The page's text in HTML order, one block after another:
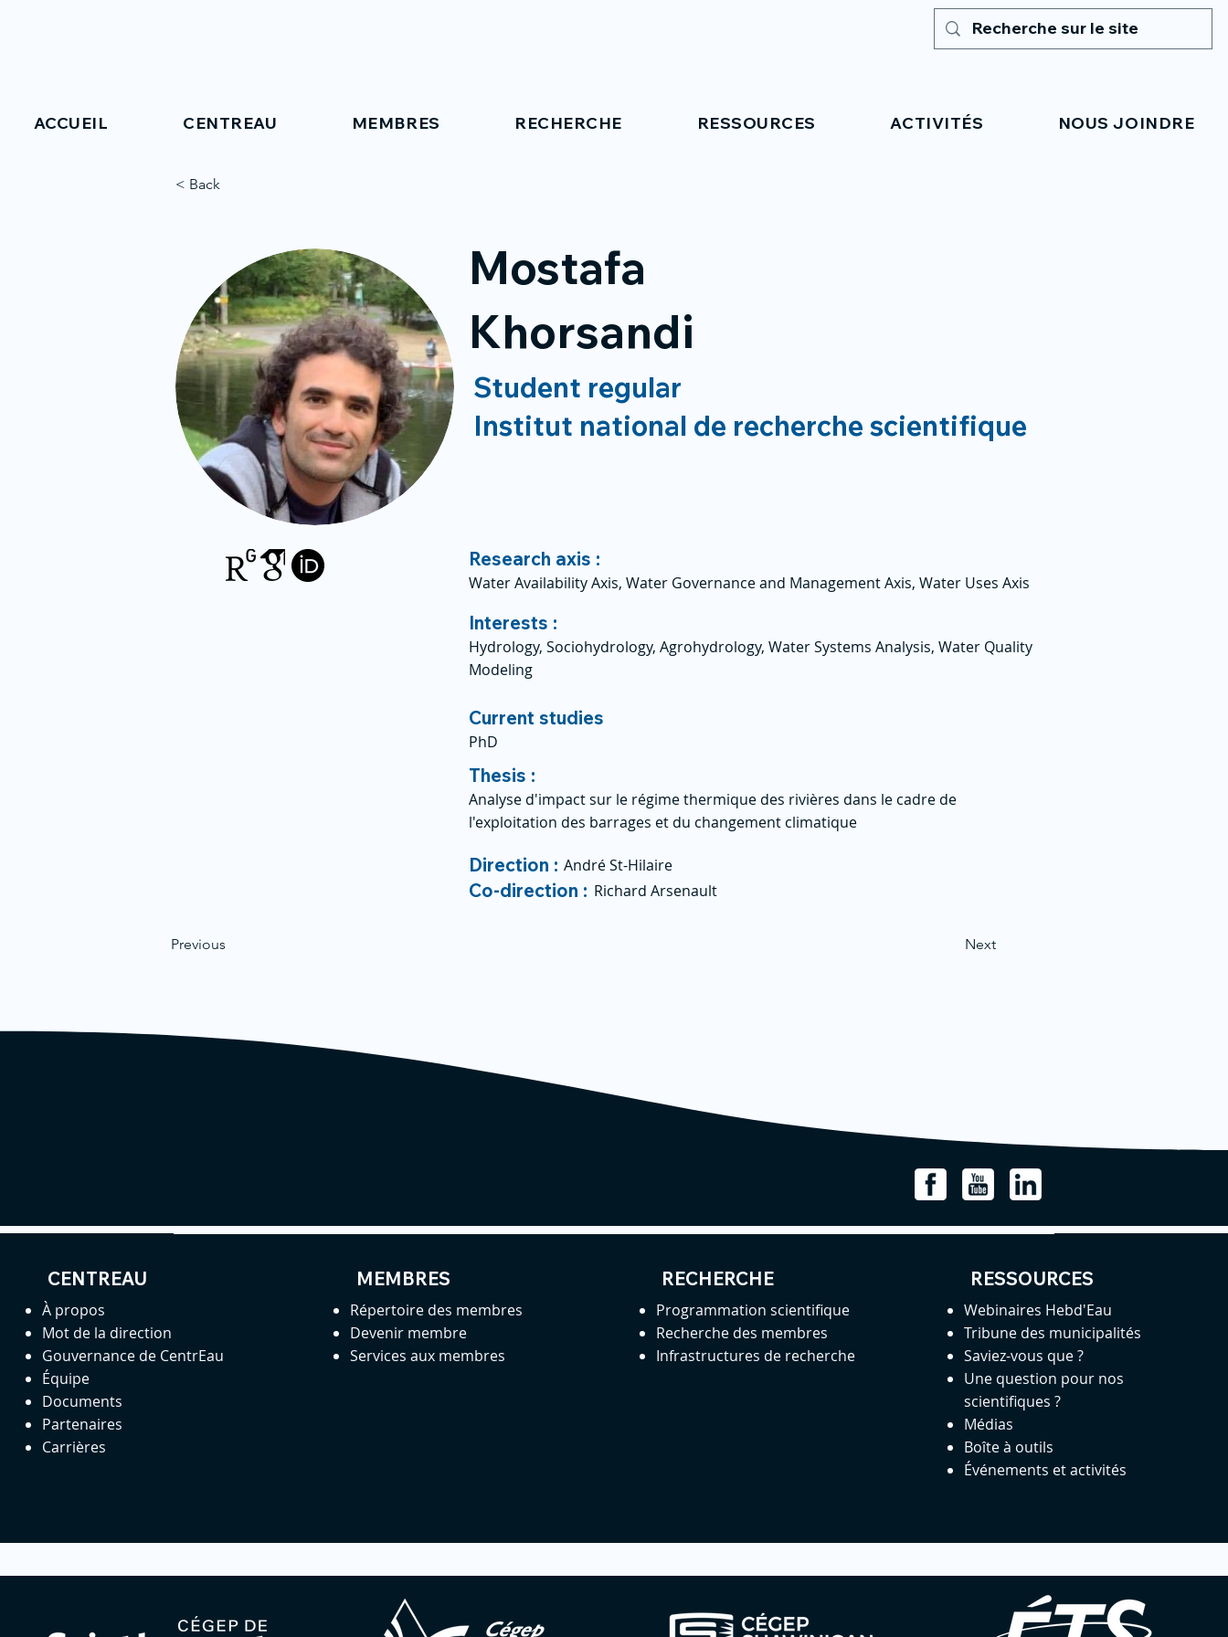
ACCUEIL CENTREAU MEMBRES RECHERCHE RESSOURCES ACTIVITÉS NOUS JOINDRE
< Back
Mostafa
Khorsandi
Student regular
Institut national de recherche scientifique
Research axis :
Water Availability Axis, Water Governance and Management Axis, Water Uses Axis
Interests :
Hydrology, Sociohydrology, Agrohydrology, Water Systems Analysis, Water Quality
Modeling
Current studies
PhD
Thesis :
Analyse d'impact sur le régime thermique des rivières dans le cadre de
l'exploitation des barrages et du changement climatique
Previous
Direction : André St-Hilaire
Co-direction : Richard Arsenault
Next
CENTREAU
À propos
Mot de la direction
Gouvernance de CentrEau
Équipe
Documents
Partenaires
Carrières
MEMBRES
Répertoire des membres
Devenir membre
Services aux membres
RECHERCHE
Programmation scientifique
Recherche des membres
Infrastructures de recherche
RESSOURCES
Webinaires Hebd'Eau
Tribune des municipalités
Saviez-vous que ?
Une question pour nos
scientifiques ?
Médias
Boîte à outils
Événements et activités